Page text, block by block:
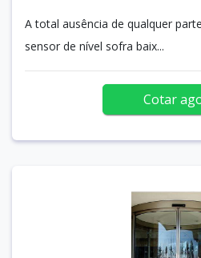
A total ausência de qualquer
sensor de nível sofra baix...
Cotar